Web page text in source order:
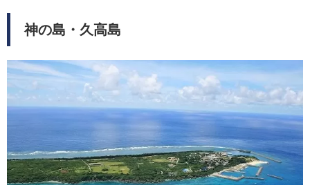
神の島・久高島